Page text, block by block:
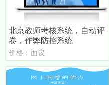
北京教师考核系统，自动评
卷，作弊防控系统
价格：面议